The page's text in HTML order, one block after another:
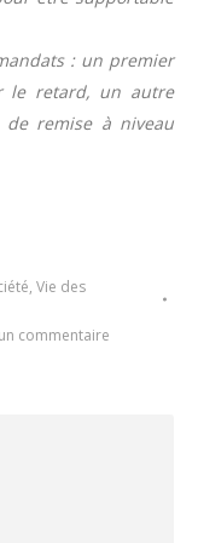
: un premier
le retard, un autre
remise à niveau
, Vie des
commentaire